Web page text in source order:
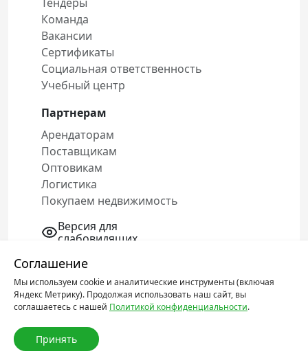
Соглашение
Мы используем cookie и аналитические инструменты (включая
Яндекс Метрику). Продолжая использовать наш сайт, вы
соглашаетесь с нашей Политикой конфиденциальности.
Принять
Команда
Вакансии
Сертификаты
Социальная ответственность
Учебный центр
Партнерам
Арендаторам
Поставщикам
Оптовикам
Логистика
Покупаем недвижимость
Версия для
слабовидящих
Политика конфиденциальности
Соглашение об обработке персональных
данных